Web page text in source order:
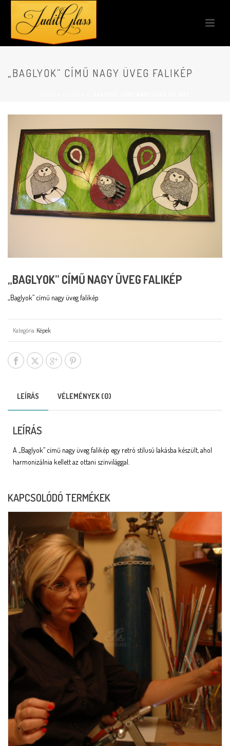
„BAGLYOK” CÍMŰ NAGY ÜVEG FALIKÉP
„BAGLYOK” CÍMŰ NAGY ÜVEG FALIKÉP
„Baglyok” című nagy üveg falikép
Kategória: Képek
LEÍRÁS VÉLEMÉNYEK (0)
LEÍRÁS
A „Baglyok” című nagy üveg falikép egy retró stílusú lakásba készült, ahol
harmonizálnia kellett az ottani színvilággal.
KAPCSOLÓDÓ TERMÉKEK